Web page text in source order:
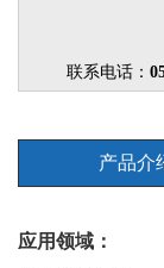
联系电话：
产品介
应用领域：